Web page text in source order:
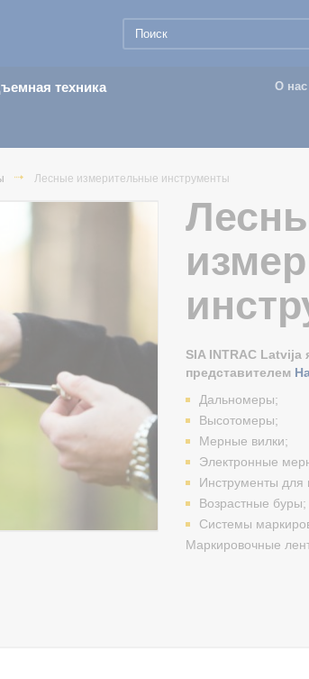
техника О нас
Лесные измерительные инструменты
SIA INTRAC
представителем
Дальномеры;
Высотомеры;
Мерные вилки;
Электронные
Инструменты
Возрастные буры;
Системы
Маркировочные